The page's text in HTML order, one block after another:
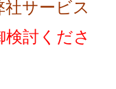
サービス
討くださ